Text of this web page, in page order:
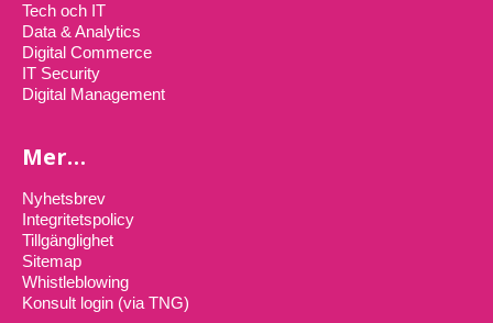
Tech och IT
Data & Analytics
Digital Commerce
IT Security
Digital Management
Mer…
Nyhetsbrev
Integritetspolicy
Tillgänglighet
Sitemap
Whistleblowing
Konsult login (via TNG)